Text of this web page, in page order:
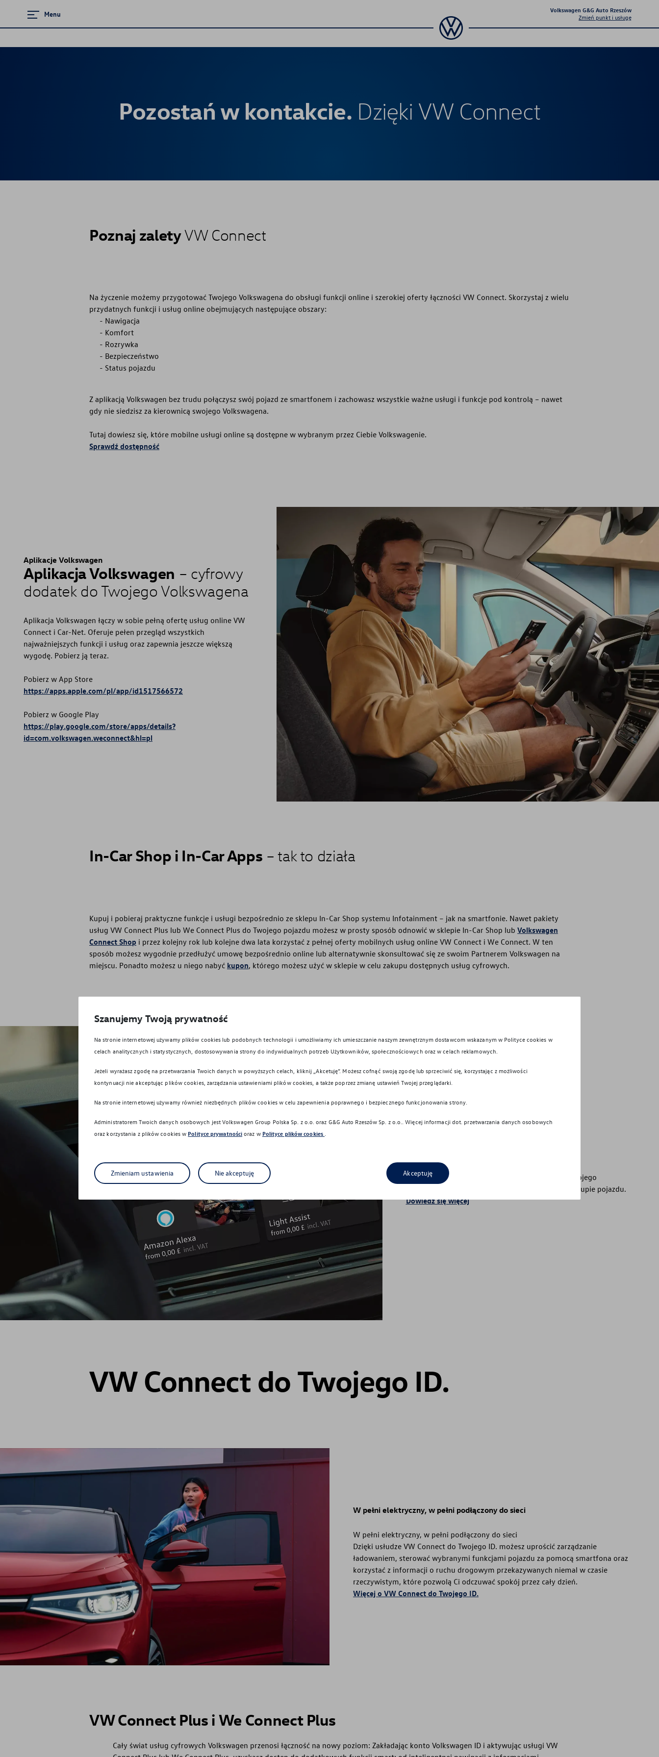
Menu
Volkswagen G&G Auto Rzeszów
Zmień punkt i usługę
Modele osobowe
Mapa i kontakt
Konfigurator jazdy próbnej
Volkswagen Connect
Pozostań w kontakcie. Dzięki VW Connect
Poznaj zaletyVW Connect
Na życzenie możemy przygotować Twojego Volkswagena do obsługi funkcji online i szerokiej oferty łączności VW Connect. Skorzystaj z wielu
przydatnych funkcji i usług online obejmujących następujące obszary:
Nawigacja
Komfort
Rozrywka
Bezpieczeństwo
Status pojazdu
Z aplikacją Volkswagen bez trudu połączysz swój pojazd ze smartfonem i zachowasz wszystkie ważne usługi i funkcje pod kontrolą – nawet
gdy nie siedzisz za kierownicą swojego Volkswagena.
Tutaj dowiesz się, które mobilne usługi online są dostępne w wybranym przez Ciebie Volkswagenie.
Sprawdź dostępność
Aplikacje Volkswagen
Aplikacja Volkswagen – cyfrowy
dodatek do Twojego Volkswagena
Aplikacja Volkswagen łączy w sobie pełną ofertę usług online VW
Connect i Car-Net. Oferuje pełen przegląd wszystkich
najważniejszych funkcji i usług oraz zapewnia jeszcze większą
wygodę. Pobierz ją teraz.
Pobierz w App Store
https://apps.apple.com/pl/app/id1517566572
Pobierz w Google Play
https://play.google.com/store/apps/details?
id=com.volkswagen.weconnect&hl=pl
In-Car Shop i In-Car Apps – tak to działa
Kupuj i pobieraj praktyczne funkcje i usługi bezpośrednio ze sklepu In-Car Shop systemu Infotainment – jak na smartfonie. Nawet pakiety
usług VW Connect Plus lub We Connect Plus do Twojego pojazdu możesz w prosty sposób odnowić w sklepie In-Car Shop lub Volkswagen
Connect Shop i przez kolejny rok lub kolejne dwa lata korzystać z pełnej oferty mobilnych usług online VW Connect i We Connect. W ten
sposób możesz wygodnie przedłużyć umowę bezpośrednio online lub alternatywnie skonsultować się ze swoim Partnerem Volkswagen na
miejscu. Ponadto możesz u niego nabyć kupon, którego możesz użyć w sklepie w celu zakupu dostępnych usług cyfrowych.
Dzięki Upgrades możesz elastycznie wyposażyć swojego
Volkswagena w wybrane funkcje dodatkowe po zakupie pojazdu.
Dowiedz się więcej
VW Connect do Twojego ID.
W pełni elektryczny, w pełni podłączony do sieci
W pełni elektryczny, w pełni podłączony do sieci
Dzięki usłudze VW Connect do Twojego ID. możesz uprościć zarządzanie
ładowaniem, sterować wybranymi funkcjami pojazdu za pomocą smartfona oraz
korzystać z informacji o ruchu drogowym przekazywanych niemal w czasie
rzeczywistym, które pozwolą Ci odczuwać spokój przez cały dzień.
Więcej o VW Connect do Twojego ID.
VW Connect Plus i We Connect Plus
Cały świat usług cyfrowych Volkswagen przenosi łączność na nowy poziom: Zakładając konto Volkswagen ID i aktywując usługi VW
Szanujemy Twoją prywatność
Na stronie internetowej używamy plików cookies lub podobnych technologii i umożliwiamy ich umieszczanie naszym zewnętrznym dostawcom wskazanym w Polityce cookies w
celach analitycznych i statystycznych, dostosowywania strony do indywidualnych potrzeb Użytkowników, społecznościowych oraz w celach reklamowych.
Jeżeli wyrażasz zgodę na przetwarzania Twoich danych w powyższych celach, kliknij „Akcetuję”. Możesz cofnąć swoją zgodę lub sprzeciwić się, korzystając z możliwości
kontynuacji nie akceptując plików cookies, zarządzania ustawieniami plików cookies, a także poprzez zmianę ustawień Twojej przeglądarki.
Na stronie internetowej używamy również niezbędnych plików cookies w celu zapewnienia poprawnego i bezpiecznego funkcjonowania strony.
Administratorem Twoich danych osobowych jest Volkswagen Group Polska Sp. z o.o. oraz G&G Auto Rzeszów Sp. z o.o.. Więcej informacji dot. przetwarzania danych osobowych
oraz korzystania z plików cookies w Polityce prywatności oraz w Polityce plików cookies .
Zmieniam ustawienia Nie akceptuję Akceptuję